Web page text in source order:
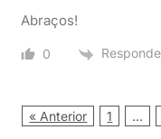
Abraços!
0
« Anterior 1 …